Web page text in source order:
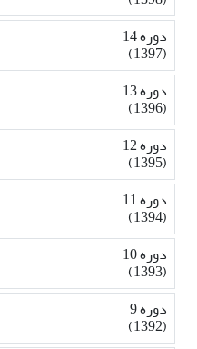
دوره 14
(1397)
دوره 13
(1396)
دوره 12
(1395)
دوره 11
(1394)
دوره 10
(1393)
دوره 9
(1392)